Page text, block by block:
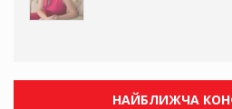
НАЙБЛИЖЧА